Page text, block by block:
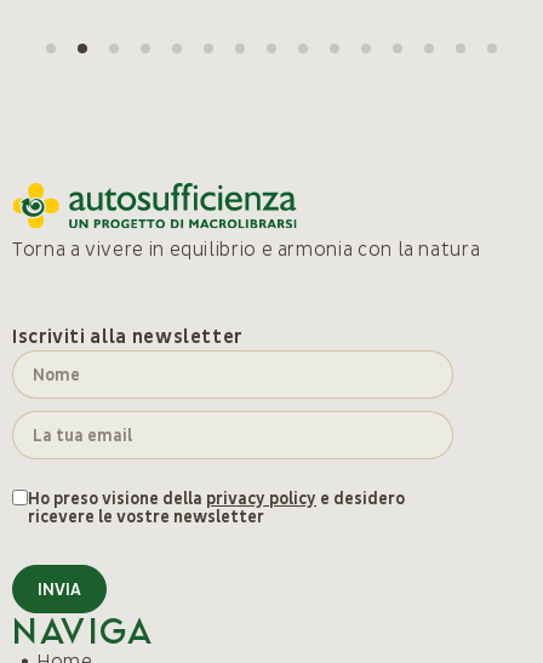
Torna a vivere in equilibrio e armonia con la natura
Iscriviti alla newsletter
Ho preso visione della privacy policy e desidero
ricevere le vostre newsletter
INVIA
Naviga